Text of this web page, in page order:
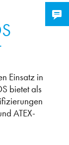
Einsatz in
bietet als
ATEX-